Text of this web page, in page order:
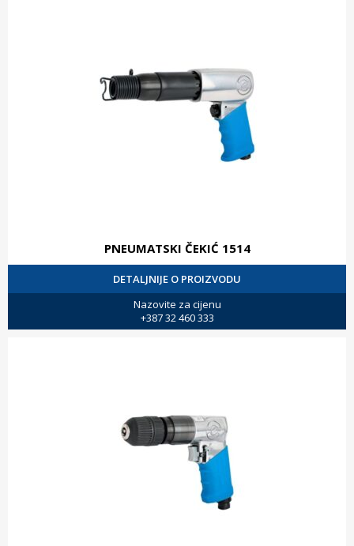
PNEUMATSKI ČEKIĆ 1514
DETALJNIJE O PROIZVODU
Nazovite za cijenu
+387 32 460 333